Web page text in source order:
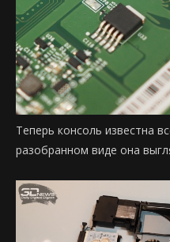
Теперь консоль известна
разобранном виде она